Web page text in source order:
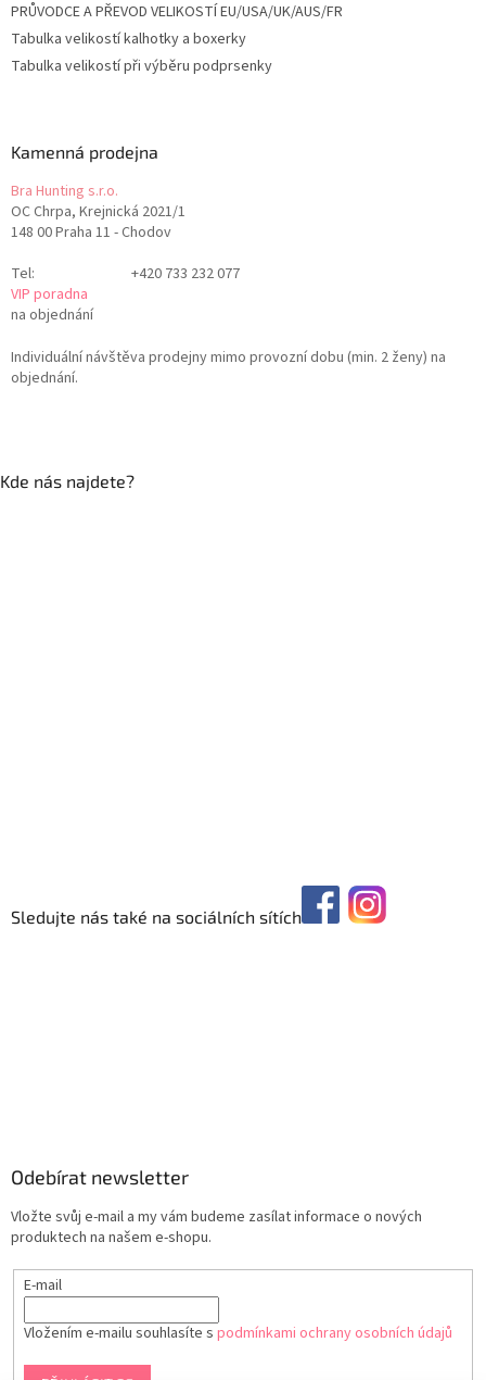
PRŮVODCE A PŘEVOD VELIKOSTÍ EU/USA/UK/AUS/FR
Tabulka velikostí kalhotky a boxerky
Tabulka velikostí při výběru podprsenky
Kamenná prodejna
Bra Hunting s.r.o.
OC Chrpa, Krejnická 2021/1
148 00 Praha 11 - Chodov
Tel:
+420 733 232 077
VIP poradna
na objednání
Individuální návštěva prodejny mimo provozní dobu (min. 2 ženy) na
objednání.
Kde nás najdete?
Sledujte nás také na sociálních sítích
Odebírat newsletter
Vložte svůj e-mail a my vám budeme zasílat informace o nových
produktech na našem e-shopu.
E-mail
Vložením e-mailu souhlasíte s podmínkami ochrany osobních údajů